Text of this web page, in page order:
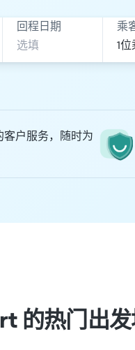
回程日期 乘
客户服务，随时为
的热门出发